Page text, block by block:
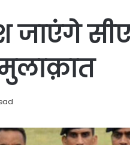
जाएंगे